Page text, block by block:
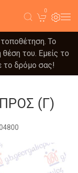
0
Το
του. Εμείς το
το δρόμο σας!
(Γ)